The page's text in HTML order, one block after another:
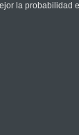
la probabilidad